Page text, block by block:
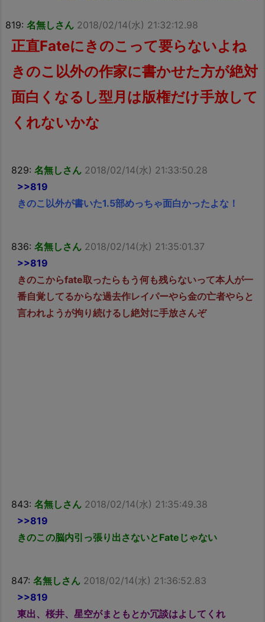
819: 名無しさん 2018/02/14(水) 21:32:12.98
正直Fateにきのこって要らないよね
きのこ以外の作家に書かせた方が絶対
面白くなるし型月は版権だけ手放して
くれないかな
829: 名無しさん 2018/02/14(水) 21:33:50.28
>>819
きのこ以外が書いた1.5部めっちゃ面白かったよな！
836: 名無しさん 2018/02/14(水) 21:35:01.37
>>819
きのこからfate取ったらもう何も残らないって本人が一
番自覚してるからな過去作レイパーやら金の亡者やらと
言われようが拘り続けるし絶対に手放さんぞ
843: 名無しさん 2018/02/14(水) 21:35:49.38
>>819
きのこの脳内引っ張り出さないとFateじゃない
847: 名無しさん 2018/02/14(水) 21:36:52.83
>>819
東出、桜井、星空がまともとか冗談はよしてくれ